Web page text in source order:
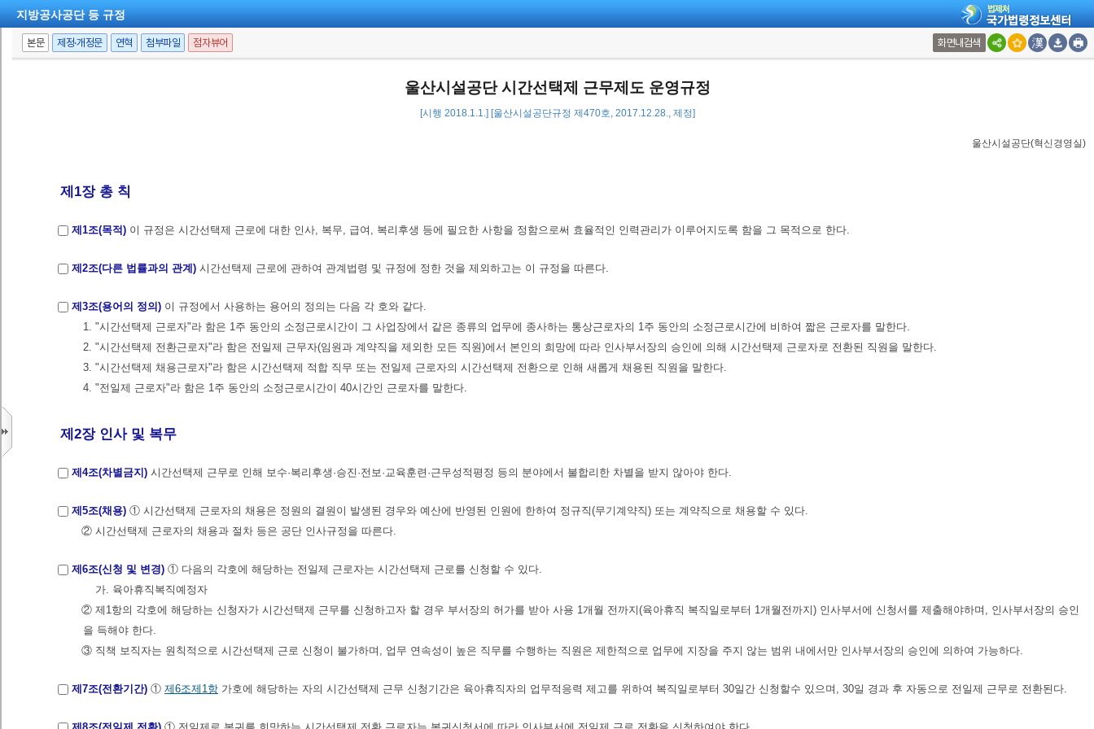
지방공사공단 등 규정
본문 제정·개정문 연혁 첨부파일 점자뷰어 화면내검색
울산시설공단 시간선택제 근무제도 운영규정
[시행 2018.1.1.] [울산시설공단규정 제470호, 2017.12.28., 제정]
울산시설공단(혁신경영실)
제1장 총 칙
제1조(목적) 이 규정은 시간선택제 근로에 대한 인사, 복무, 급여, 복리후생 등에 필요한 사항을 정함으로써 효율적인 인력관리가 이루어지도록 함을 그 목적으로 한다.
제2조(다른 법률과의 관계) 시간선택제 근로에 관하여 관계법령 및 규정에 정한 것을 제외하고는 이 규정을 따른다.
제3조(용어의 정의) 이 규정에서 사용하는 용어의 정의는 다음 각 호와 같다.
1. "시간선택제 근로자"라 함은 1주 동안의 소정근로시간이 그 사업장에서 같은 종류의 업무에 종사하는 통상근로자의 1주 동안의 소정근로시간에 비하여 짧은 근로자를 말한다.
2. "시간선택제 전환근로자"라 함은 전일제 근무자(임원과 계약직을 제외한 모든 직원)에서 본인의 희망에 따라 인사부서장의 승인에 의해 시간선택제 근로자로 전환된 직원을 말한다.
3. "시간선택제 채용근로자"라 함은 시간선택제 적합 직무 또는 전일제 근로자의 시간선택제 전환으로 인해 새롭게 채용된 직원을 말한다.
4. "전일제 근로자"라 함은 1주 동안의 소정근로시간이 40시간인 근로자를 말한다.
제2장 인사 및 복무
제4조(차별금지) 시간선택제 근무로 인해 보수·복리후생·승진·전보·교육훈련·근무성적평정 등의 분야에서 불합리한 차별을 받지 않아야 한다.
제5조(채용) ① 시간선택제 근로자의 채용은 정원의 결원이 발생된 경우와 예산에 반영된 인원에 한하여 정규직(무기계약직) 또는 계약직으로 채용할 수 있다.
② 시간선택제 근로자의 채용과 절차 등은 공단 인사규정을 따른다.
제6조(신청 및 변경) ① 다음의 각호에 해당하는 전일제 근로자는 시간선택제 근로를 신청할 수 있다.
가. 육아휴직복직예정자
② 제1항의 각호에 해당하는 신청자가 시간선택제 근무를 신청하고자 할 경우 부서장의 허가를 받아 사용 1개월 전까지(육아휴직 복직일로부터 1개월전까지) 인사부서에 신청서를 제출해야하며, 인사부서장의 승인
을 득해야 한다.
③ 직책 보직자는 원칙적으로 시간선택제 근로 신청이 불가하며, 업무 연속성이 높은 직무를 수행하는 직원은 제한적으로 업무에 지장을 주지 않는 범위 내에서만 인사부서장의 승인에 의하여 가능하다.
제7조(전환기간) ① 제6조제1항 가호에 해당하는 자의 시간선택제 근무 신청기간은 육아휴직자의 업무적응력 제고를 위하여 복직일로부터 30일간 신청할수 있으며, 30일 경과 후 자동으로 전일제 근무로 전환된다.